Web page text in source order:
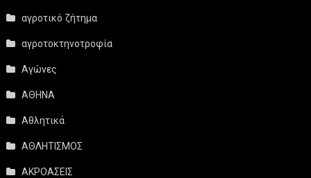
αγροτικό ζήτημα
αγροτοκτηνοτροφία
Αγώνες
ΑΘΗΝΑ
Αθλητικά
ΑΘΛΗΤΙΣΜΟΣ
ΑΚΡΟΑΣΕΙΣ